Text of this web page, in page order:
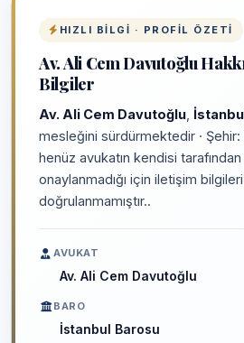
HIZLI BILGI · PROFIL ÖZETI
Av. Ali Cem Davutoğlu
Bilgiler
Av. Ali Cem Davutoğlu
mesleğini sürdürmektedir · Şehir:
henüz avukatın kendisi
onaylanmadığı için iletişim
doğrulanmamıştır..
AVUKAT
Av. Ali Cem Davutoğlu
BARO
İstanbul Barosu